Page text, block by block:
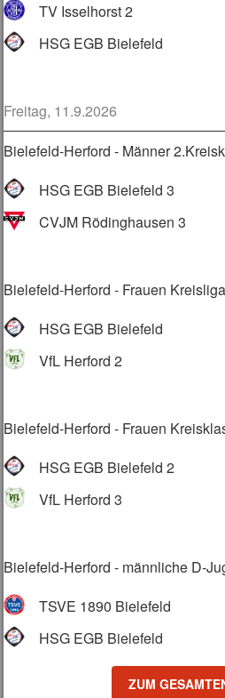
TV Isselhorst 2
HSG EGB Bielefeld
Freitag, 11.9.2026
Bielefeld-Herford - Männer
HSG EGB Bielefeld 3
CVJM Rödinghausen 3
Bielefeld-Herford - Frauen Kreisliga
HSG EGB Bielefeld
VfL Herford 2
Bielefeld-Herford - Frauen
HSG EGB Bielefeld 2
VfL Herford 3
Bielefeld-Herford - männliche D-
TSVE 1890 Bielefeld
HSG EGB Bielefeld
ZUM